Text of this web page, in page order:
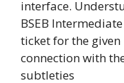
interface.
BSEB
ticket for the
connection with
subtleties